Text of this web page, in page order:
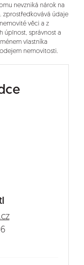
nevzniká nárok na
zprostředkovává údaje
věci a z
úplnost, správnost a
vlastníka
nemovitosti.